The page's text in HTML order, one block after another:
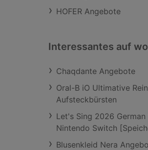
HOFER Angebote
Interessantes auf
Chaqdante Angebote
Oral-B iO Ultimative
Aufsteckbürsten
Let's Sing 2026
Nintendo Switch
Blusenkleid Nera